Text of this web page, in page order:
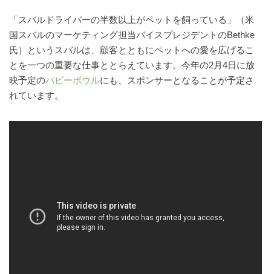
「スバルドライバーの半数以上がペットを飼っている」（米
国スバルのマーケティング担当バイスプレジデントのBethke
氏）というスバルは、顧客とともにペットへの愛を広げるこ
とを一つの重要な仕事ととらえています。今年の2月4日に放
映予定のパピーボウルにも、スポンサーとなることが予定さ
れています。